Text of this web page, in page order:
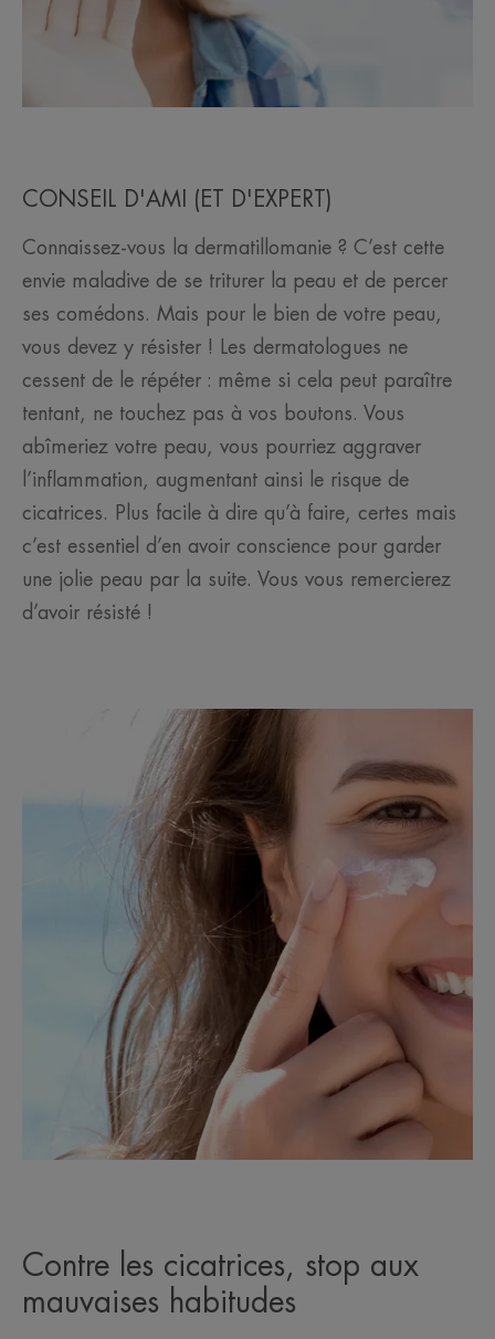
CONSEIL D'AMI (ET D'EXPERT)
Connaissez-vous la dermatillomanie ? C’est cette
envie maladive de se triturer la peau et de percer
ses comédons. Mais pour le bien de votre peau,
vous devez y résister ! Les dermatologues ne
cessent de le répéter : même si cela peut paraître
tentant, ne touchez pas à vos boutons. Vous
abîmeriez votre peau, vous pourriez aggraver
l’inflammation, augmentant ainsi le risque de
cicatrices. Plus facile à dire qu’à faire, certes mais
c’est essentiel d’en avoir conscience pour garder
une jolie peau par la suite. Vous vous remercierez
d’avoir résisté !
Contre les cicatrices, stop aux
mauvaises habitudes